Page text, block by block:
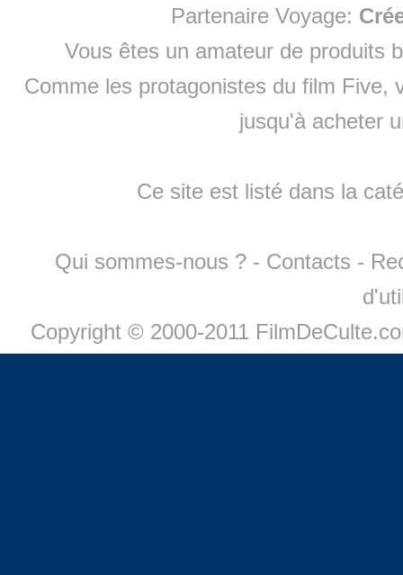
Partenaire Voyage:
Vous êtes un amateur de produits
Comme les protagonistes du film Five,
jusqu'à acheter
Ce site est listé dans la
Qui sommes-nous ? - Contacts -
Copyright © 2000-2011